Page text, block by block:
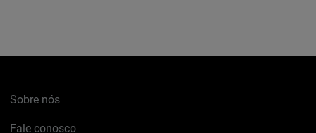
Sobre nós
Fale conosco